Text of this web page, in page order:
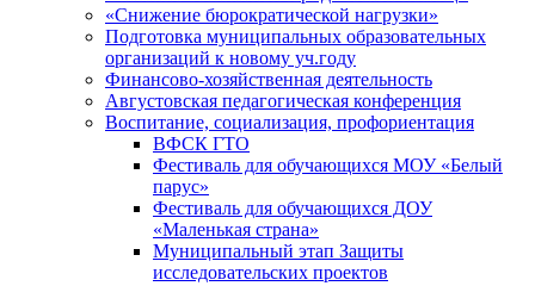
«Снижение бюрократической нагрузки»
Подготовка муниципальных образовательных
организаций к новому уч.году
Финансово-хозяйственная деятельность
Августовская педагогическая конференция
Воспитание, социализация, профориентация
ВФСК ГТО
Фестиваль для обучающихся МОУ «Белый
парус»
Фестиваль для обучающихся ДОУ
«Маленькая страна»
Муниципальный этап Защиты
исследовательских проектов